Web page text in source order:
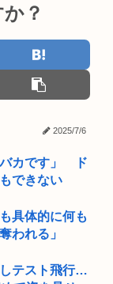
？
2025/7/6
バカです」 ド
できない
具体的に何も
われる」
テスト飛行…